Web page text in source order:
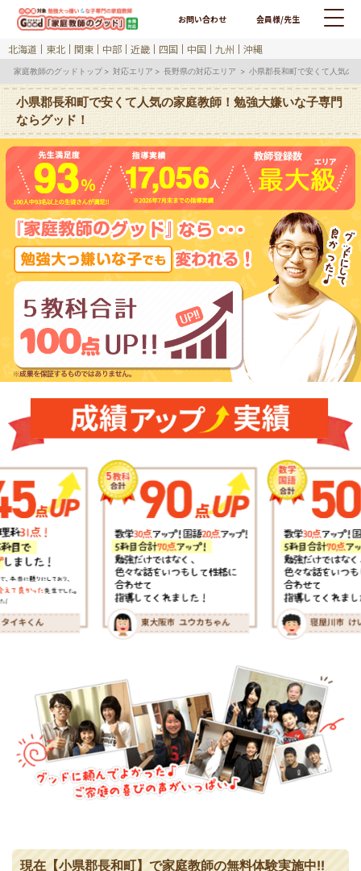
お問い合わせ 会員様/先生
北海道 東北 関東 中部 近畿 四国 中国 九州 沖縄
家庭教師のグッドトップ 対応エリア 長野県の対応エリア 小県郡長和町で安くて人気の
小県郡長和町で安くて人気の家庭教師！勉強大嫌いな子専門
ならグッド！
現在【小県郡長和町】で家庭教師の無料体験実施中!!